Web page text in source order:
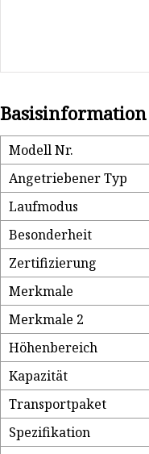
Basisinformation
Modell Nr.
Angetriebener Typ
Laufmodus
Besonderheit
Zertifizierung
Merkmale
Merkmale 2
Höhenbereich
Kapazität
Transportpaket
Spezifikation